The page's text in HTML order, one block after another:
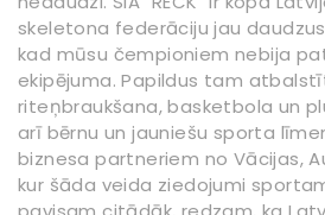
skeletona federāciju jau
kad mūsu čempioniem nebija
ekipējuma. Papildus tam
riteņbraukšana, basketbola un
arī bērnu un jauniešu sporta
biznesa partneriem no Vācijas,
kur šāda veida ziedojumi